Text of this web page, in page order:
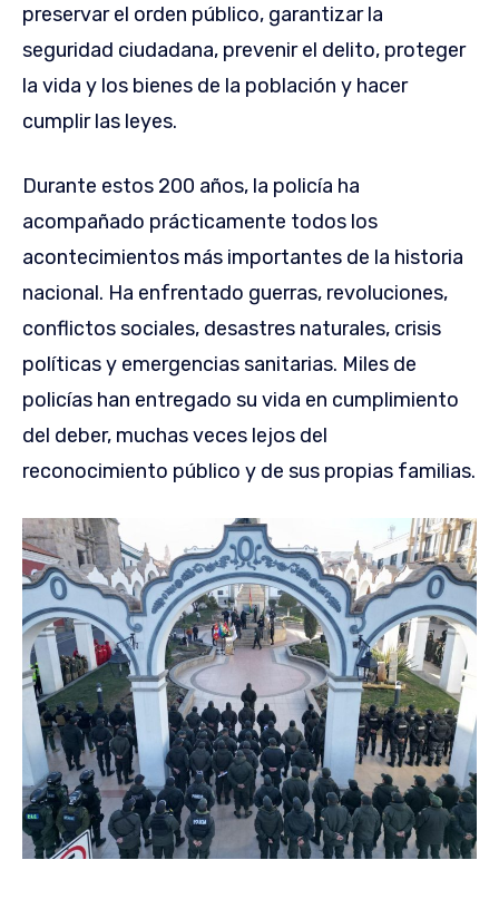
preservar el orden público, garantizar la
seguridad ciudadana, prevenir el delito, proteger
la vida y los bienes de la población y hacer
cumplir las leyes.
Durante estos 200 años, la policía ha
acompañado prácticamente todos los
acontecimientos más importantes de la historia
nacional. Ha enfrentado guerras, revoluciones,
conflictos sociales, desastres naturales, crisis
políticas y emergencias sanitarias. Miles de
policías han entregado su vida en cumplimiento
del deber, muchas veces lejos del
reconocimiento público y de sus propias familias.